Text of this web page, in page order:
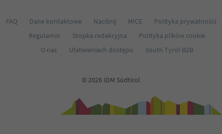
FAQ Dane kontaktowe Naciśnij MICE
Polityka prywatności
Regulamin
Stopka redakcyjna
Polityka plików cookie
O nas
Ułatwieniach dostępu South Tyrol B2B
© 2026 IDM Südtirol